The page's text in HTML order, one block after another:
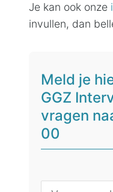
Je kan ook onze
invullen, dan
Meld je
GGZ
vragen
00
N